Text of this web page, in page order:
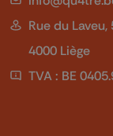
Rue du Laveu,
4000 Liège
TVA : BE